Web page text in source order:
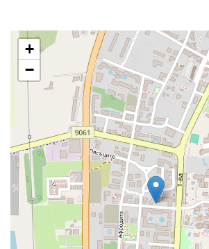
+
−